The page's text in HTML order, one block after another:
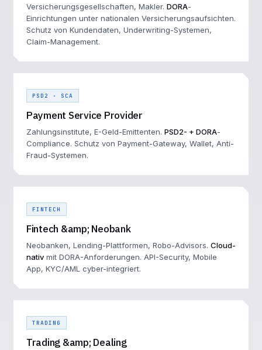
Versicherungsgesellschaften, Makler. DORA-
Einrichtungen unter nationalen Versicherungsaufsichten.
Schutz von Kundendaten, Underwriting-Systemen,
Claim-Management.
PSD2 · SCA
Payment Service Provider
Zahlungsinstitute, E-Geld-Emittenten. PSD2- + DORA-
Compliance. Schutz von Payment-Gateway, Wallet, Anti-
Fraud-Systemen.
FINTECH
Fintech &amp; Neobank
Neobanken, Lending-Plattformen, Robo-Advisors. Cloud-
nativ mit DORA-Anforderungen. API-Security, Mobile
App, KYC/AML cyber-integriert.
TRADING
Trading &amp; Dealing